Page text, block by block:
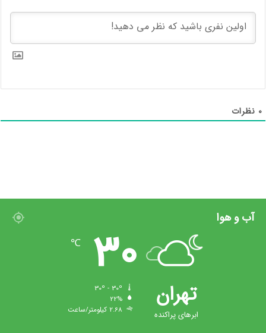
0 نظرات
آب و هوا
تهران
ابرهای پراکنده
30
℃
22%
2.68 کیلومتر/ساعت